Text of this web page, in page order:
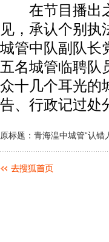
在节目播出之
见，承认个别
城管中队副队长
五名城管临聘队
众十几个耳光的
告、行政记过处
原标题：青海湟中城管“认错